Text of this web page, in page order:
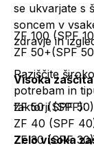
se ukvarjate s
soncem v
zdravje in
Raziščite
potrebam in
faktorji (SPF):
Zelo visoka
ZF 100 (SPF
ZF 50+(SPF
Visoka zaščita
ZF 50 (SPF 50)
ZF 40 (SPF
ZF 30 (SPF 30)